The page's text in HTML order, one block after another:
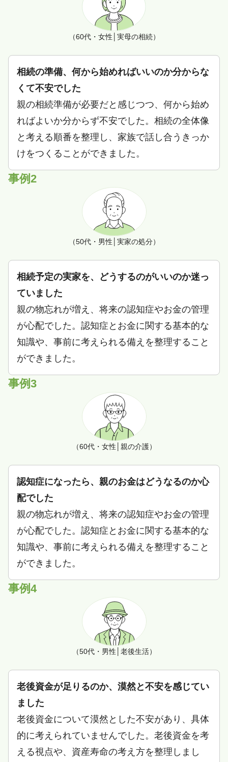
（60代・女性│実母の相続）
相続の準備、何から始めればいいのか分からな
くて不安でした
親の相続準備が必要だと感じつつ、何から始め
ればよいか分からず不安でした。相続の全体像
と考える順番を整理し、家族で話し合うきっか
けをつくることができました。
事例2
（50代・男性│実家の処分）
相続予定の実家を、どうするのがいいのか迷っ
ていました
親の物忘れが増え、将来の認知症やお金の管理
が心配でした。認知症とお金に関する基本的な
知識や、事前に考えられる備えを整理すること
ができました。
事例3
（60代・女性│親の介護）
認知症になったら、親のお金はどうなるのか心
配でした
親の物忘れが増え、将来の認知症やお金の管理
が心配でした。認知症とお金に関する基本的な
知識や、事前に考えられる備えを整理すること
ができました。
事例4
（50代・男性│老後生活）
老後資金が足りるのか、漠然と不安を感じてい
ました
老後資金について漠然とした不安があり、具体
的に考えられていませんでした。老後資金を考
える視点や、資産寿命の考え方を整理しまし